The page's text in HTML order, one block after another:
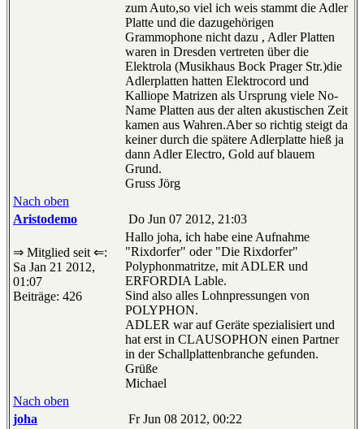
zum Auto,so viel ich weis stammt die Adler
Platte und die dazugehörigen
Grammophone nicht dazu , Adler Platten
waren in Dresden vertreten über die
Elektrola (Musikhaus Bock Prager Str.)die
Adlerplatten hatten Elektrocord und
Kalliope Matrizen als Ursprung viele No-
Name Platten aus der alten akustischen Zeit
kamen aus Wahren.Aber so richtig steigt da
keiner durch die spätere Adlerplatte hieß ja
dann Adler Electro, Gold auf blauem
Grund.
Gruss Jörg
Nach oben
Aristodemo
Do Jun 07 2012, 21:03
⇒ Mitglied seit ⇐:
Sa Jan 21 2012,
01:07
Beiträge: 426
Hallo joha, ich habe eine Aufnahme
"Rixdorfer" oder "Die Rixdorfer"
Polyphonmatritze, mit ADLER und
ERFORDIA Lable.
Sind also alles Lohnpressungen von
POLYPHON.
ADLER war auf Geräte spezialisiert und
hat erst in CLAUSOPHON einen Partner
in der Schallplattenbranche gefunden.
Grüße
Michael
Nach oben
joha
Fr Jun 08 2012, 00:22